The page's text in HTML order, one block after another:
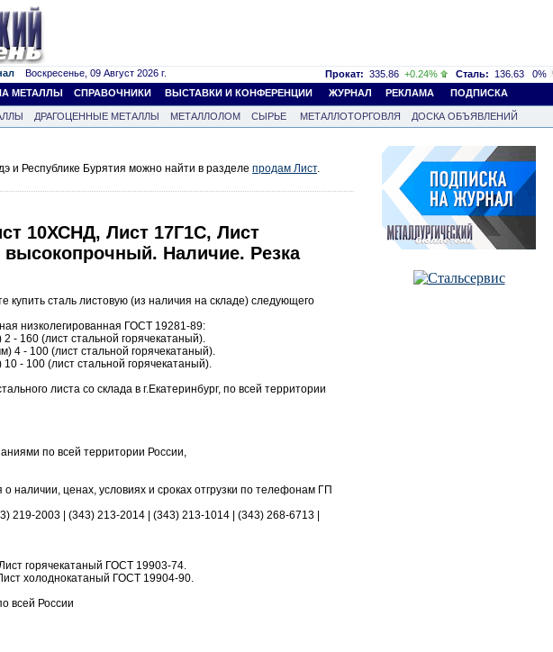
Воскресенье, 09 Август 2026 г. Прокат: 335.86 +0.24% Сталь: 136.63
0%
МЕТАЛЛЫ СПРАВОЧНИКИ ВЫСТАВКИ И КОНФЕРЕНЦИИ ЖУРНАЛ РЕКЛАМА ПОДПИСКА
ДРАГОЦЕННЫЕ МЕТАЛЛЫ МЕТАЛЛОЛОМ СЫРЬЕ МЕТАЛЛОТОРГОВЛЯ
ДОСКА ОБЪЯВЛЕНИЙ
и Республике Бурятия можно найти в разделе продам Лист.
10ХСНД, Лист 17Г1С, Лист
высокопрочный. Наличие. Резка
сталь листовую (из наличия на складе) следующего
низколегированная ГОСТ 19281-89:
- 160 (лист стальной горячекатаный).
4 - 100 (лист стальной горячекатаный).
- 100 (лист стальной горячекатаный).
листа со склада в г.Екатеринбург, по всей территории
по всей территории России,
наличии, ценах, условиях и сроках отгрузки по телефонам ГП
219-2003 | (343) 213-2014 | (343) 213-1014 | (343) 268-6713 |
горячекатаный ГОСТ 19903-74.
холоднокатаный ГОСТ 19904-90.
всей России